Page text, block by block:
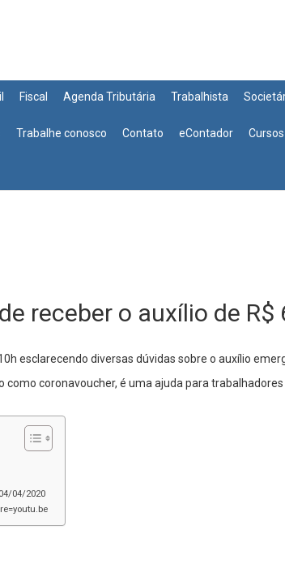
Fiscal Agenda Tributária Trabalhista
Trabalhe conosco Contato eContador
receber o auxílio de R$
esclarecendo diversas dúvidas sobre o auxílio
coronavoucher, é uma ajuda para
04/2020